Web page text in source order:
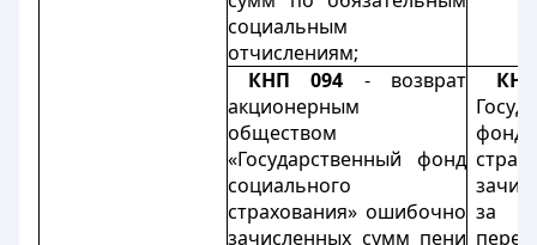
социальным
отчислениям;
КНП 094 - возврат
акционерным
обществом
«Государственный фонд
социального
страхования» ошибочно
зачисленных сумм пени
за